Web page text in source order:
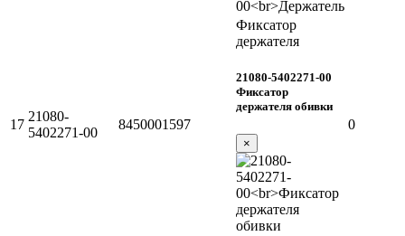
17
21080-
5402271-00
8450001597
Фиксатор
держателя
21080-5402271-00
Фиксатор
держателя обивки
×
0